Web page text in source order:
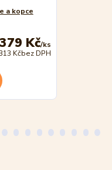
a kopce
379 Kč/ks
Kčbez DPH